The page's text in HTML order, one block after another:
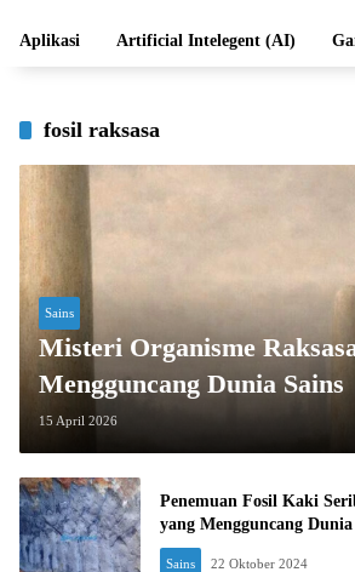
Aplikasi Artificial Intelegent (AI)
fosil raksasa
Sains
Misteri Organisme
Mengguncang Dunia Sains
15 April 2026
Penemuan Fosil Kaki
yang Mengguncang Dunia
Sains 22 Oktober 2024